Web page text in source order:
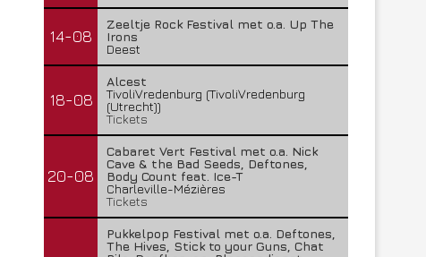
14-08
Zeeltje Rock Festival met o.a. Up The
Irons
Deest
18-08
Alcest
TivoliVredenburg (TivoliVredenburg
(Utrecht))
Tickets
20-08
Cabaret Vert Festival met o.a. Nick
Cave & the Bad Seeds, Deftones,
Body Count feat. Ice-T
Charleville-Mézières
Tickets
Pukkelpop Festival met o.a. Deftones,
The Hives, Stick to your Guns, Chat